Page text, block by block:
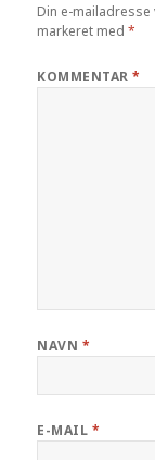
Din e-mailadresse
markeret med*
KOMMENTAR*
NAVN *
E-MAIL *